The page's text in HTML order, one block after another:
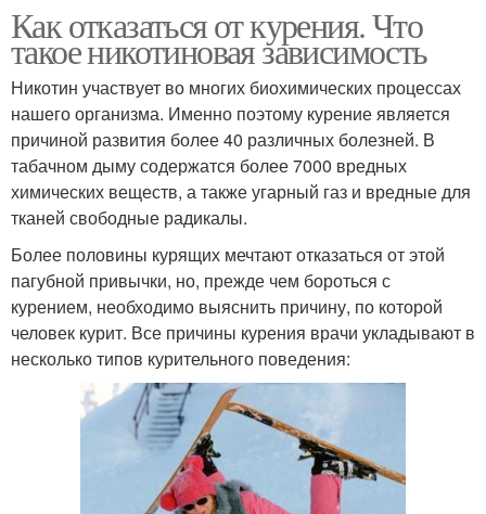
Как отказаться от курения. Что
такое никотиновая зависимость
Никотин участвует во многих биохимических процессах
нашего организма. Именно поэтому курение является
причиной развития более 40 различных болезней. В
табачном дыму содержатся более 7000 вредных
химических веществ, а также угарный газ и вредные для
тканей свободные радикалы.
Более половины курящих мечтают отказаться от этой
пагубной привычки, но, прежде чем бороться с
курением, необходимо выяснить причину, по которой
человек курит. Все причины курения врачи укладывают в
несколько типов курительного поведения: